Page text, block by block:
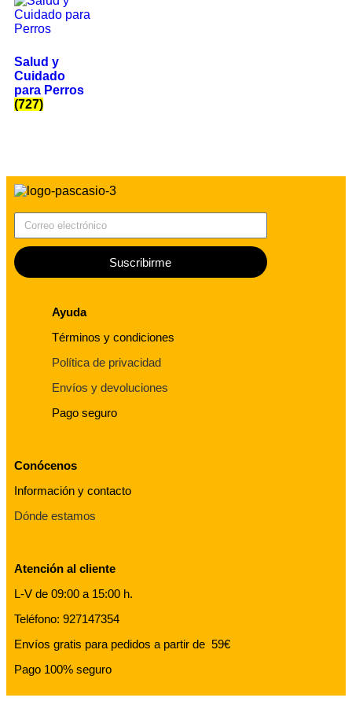
Salud y
Cuidado
para Perros
(727)
Suscribirme
Ayuda
Términos y condiciones
Política de privacidad
Envíos y devoluciones
Pago seguro
Conócenos
Información y contacto
Dónde estamos
Atención al cliente
L-V de 09:00 a 15:00 h.
Teléfono: 927147354
Envíos gratis para pedidos a partir de 59€
Pago 100% seguro